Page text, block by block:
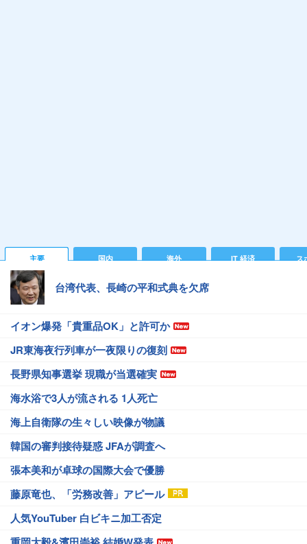
主要 国内 海外 IT 経済 ス
台湾代表、長崎の平和式典を欠席
イオン爆発「貴重品OK」と許可か
JR東海夜行列車が一夜限りの復刻
長野県知事選挙 現職が当選確実
海水浴で3人が流される 1人死亡
海上自衛隊の生々しい映像が物議
韓国の審判接待疑惑 JFAが調査へ
張本美和が卓球の国際大会で優勝
藤原竜也、「労務改善」アピール
人気YouTuber 白ビキニ加工否定